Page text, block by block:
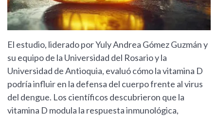
El estudio, liderado por Yuly Andrea Gómez Guzmán y
su equipo de la Universidad del Rosario y la
Universidad de Antioquia, evaluó cómo la vitamina D
podría influir en la defensa del cuerpo frente al virus
del dengue. Los científicos descubrieron que la
vitamina D modula la respuesta inmunológica,